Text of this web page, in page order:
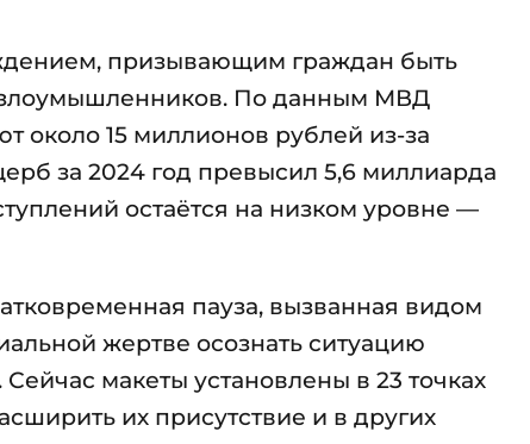
призывающим граждан быть
злоумышленников. По данным МВД
около 15 миллионов рублей из-за
за 2024 год превысил 5,6 миллиарда
остаётся на низком уровне —
пауза, вызванная видом
жертве осознать ситуацию
макеты установлены в 23 точках
их присутствие и в других